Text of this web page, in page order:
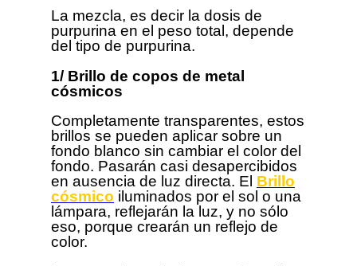
La mezcla, es decir la dosis de
purpurina en el peso total, depende
del tipo de purpurina.
1/ Brillo de copos de metal
cósmicos
Completamente transparentes, estos
brillos se pueden aplicar sobre un
fondo blanco sin cambiar el color del
fondo. Pasarán casi desapercibidos
en ausencia de luz directa. El Brillo
cósmico iluminados por el sol o una
lámpara, reflejarán la luz, y no sólo
eso, porque crearán un reflejo de
color.